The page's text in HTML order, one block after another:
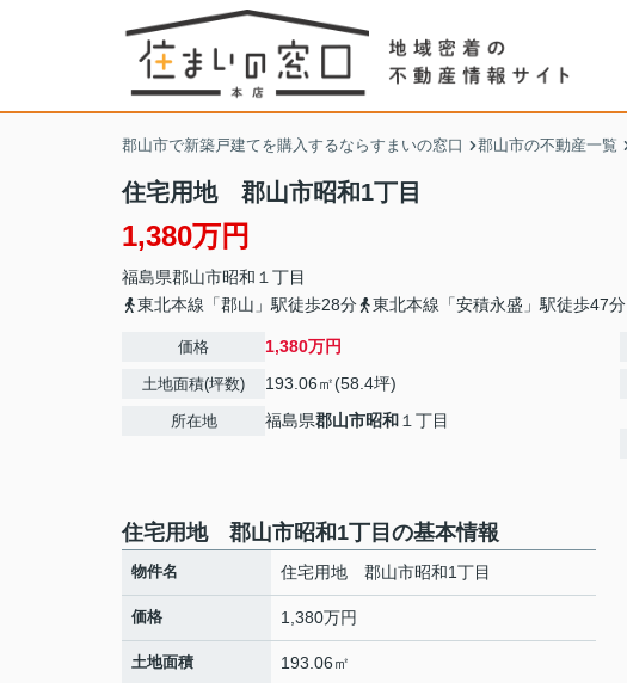
郡山市で新築戸建てを購入するならすまいの窓口 郡山市の不動産一覧
住宅用地 郡山市昭和1丁目
1,380万円
福島県郡山市昭和 １丁目
東北本線「郡山」駅徒歩28分
東北本線「安積永盛」駅徒歩47分
価格 1,380万円
土地面積(坪数) 193.06㎡(58.4坪)
所在地 福島県郡山市昭和 １丁目
住宅用地 郡山市昭和1丁目の基本情報
物件名 住宅用地 郡山市昭和1丁目
価格 1,380万円
土地面積 193.06㎡